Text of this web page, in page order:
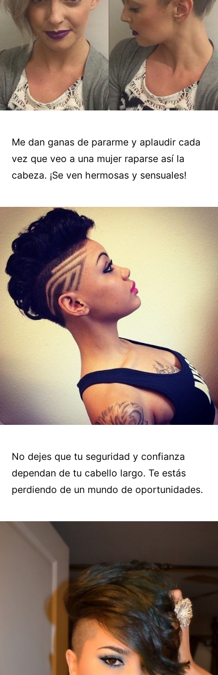
Me dan ganas de pararme y aplaudir cada
vez que veo a una mujer raparse así la
cabeza. ¡Se ven hermosas y sensuales!
No dejes que tu seguridad y confianza
dependan de tu cabello largo. Te estás
perdiendo de un mundo de oportunidades.